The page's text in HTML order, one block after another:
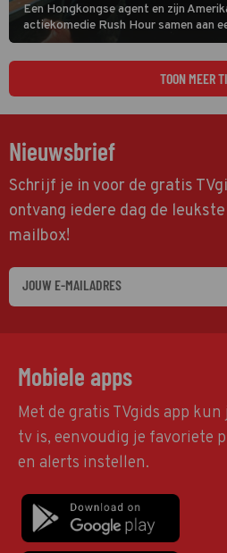
Een Hongkongse agent en zijn
actiekomedie Rush Hour samen aan
van een leien dakje.
TOON MEER
Nieuwsbrief
Schrijf je in voor de gratis
ontvang iedere dag de
mailbox!
Mobiele apps
Met de gratis TVgids app
tv is, eenvoudig je favoriete
en alerts instellen.